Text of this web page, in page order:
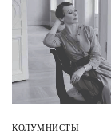
КОЛУМНИСТЫ